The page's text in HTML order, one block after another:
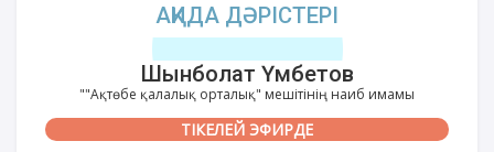
АҚИДА ДӘРІСТЕРІ
Шынболат Үмбетов
""Ақтөбе қалалық орталық" мешітінің наиб имамы
ТІКЕЛЕЙ ЭФИРДЕ